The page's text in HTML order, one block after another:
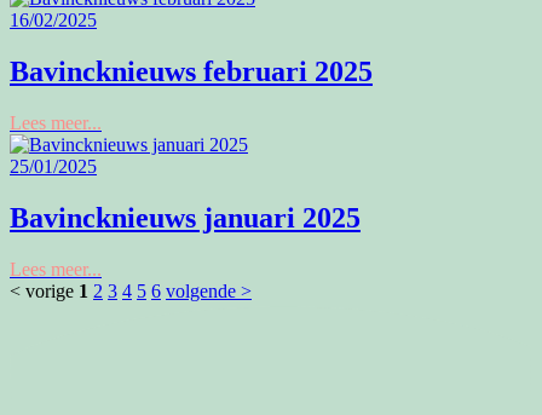
16/02/2025
Bavincknieuws februari 2025
Lees meer...
25/01/2025
Bavincknieuws januari 2025
Lees meer...
< vorige 1 2 3 4 5 6 volgende >